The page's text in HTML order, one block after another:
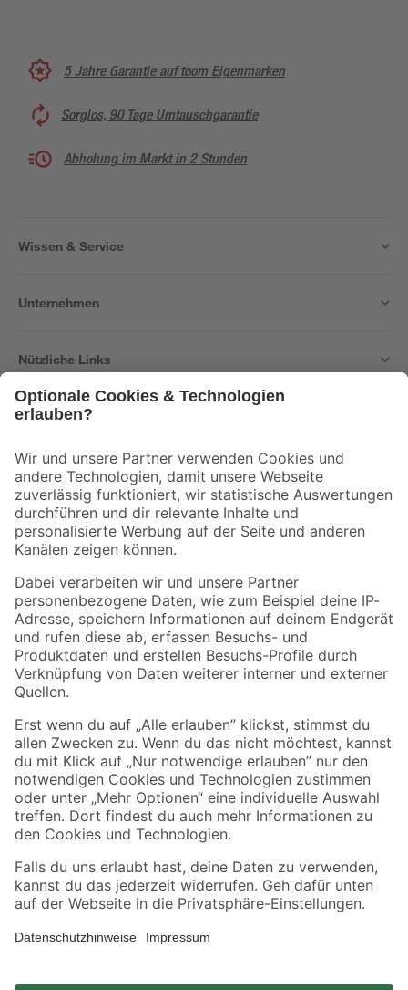
5 Jahre Garantie auf toom Eigenmarken
Sorglos, 90 Tage Umtauschgarantie
Abholung im Markt in 2 Stunden
Wissen & Service
Unternehmen
Nützliche Links
Der toom Newsletter: Keine Angebote und Aktionen mehr verpassen!
Zur Newsletter Anmeldung
Folge uns
Zahlungsarten Versandarten
Sicher einkaufen
Jetzt die toom-App herunterladen
Alle Preisangaben in EUR inkl. gesetzl. MwSt.. Die dargestellten Angebote sind unter
Umständen nicht in allen Märkten verfügbar. Die angegebenen Verfügbarkeiten beziehen
Produkte nur solange der Vorrat reicht.
*Paketversand ab 59 € versandkostenfrei, gilt nicht für Artikel mit Speditionsversand, hier